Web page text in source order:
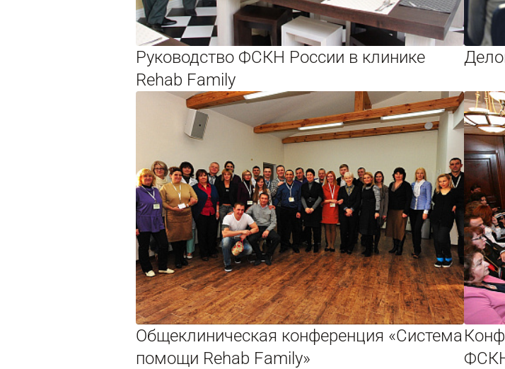
Руководство ФСКН России в клинике
Rehab Family
Общеклиническая конференция «Система
помощи Rehab Family»